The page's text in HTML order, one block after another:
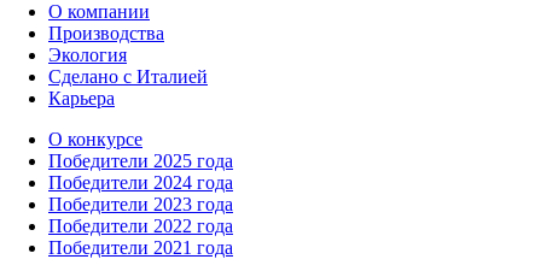
О компании
Производства
Экология
Сделано с Италией
Карьера
О конкурсе
Победители 2025 года
Победители 2024 года
Победители 2023 года
Победители 2022 года
Победители 2021 года